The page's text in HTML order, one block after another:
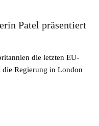
Patel präsentiert
die letzten EU-
die Regierung in London